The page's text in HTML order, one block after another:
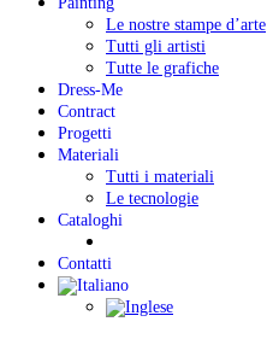
Le nostre stampe d’arte
Tutti gli artisti
Tutte le grafiche
Dress-Me
Contract
Progetti
Materiali
Tutti i materiali
Le tecnologie
Cataloghi
Contatti